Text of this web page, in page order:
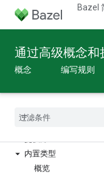
Bazel
通过高级概念和
概念 编写规则
概览
配置 Fragment
内置类型
概览